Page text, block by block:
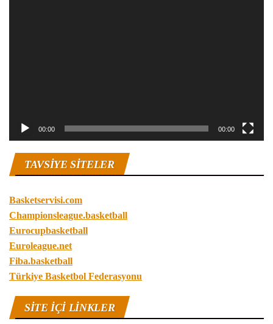
00:00 00:00
TAVSIYE SITELER
Basketservisi.com
Championsleague.basketball
Eurocupbasketball
Euroleague.net
Fiba.basketball
Türkiye Basketbol Federasyonu
SITE IÇI LINKLER